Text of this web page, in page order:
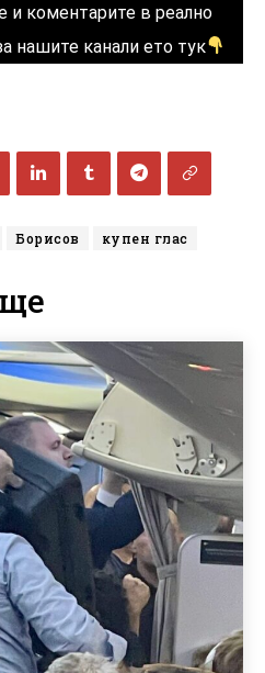
и коментарите в реално
нашите канали ето тук
Борисов
купен глас